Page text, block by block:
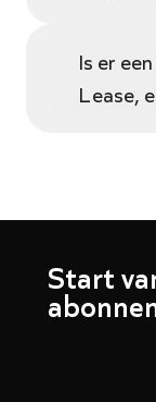
Is er
Lease,
Start